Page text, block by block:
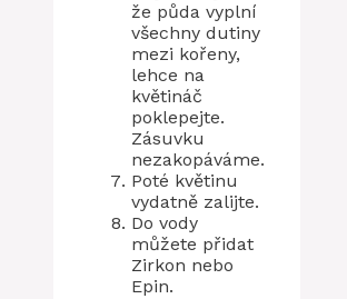
že půda vyplní
všechny dutiny
mezi kořeny,
lehce na
květináč
poklepejte.
Zásuvku
nezakopáváme.
Poté květinu
vydatně zalijte.
Do vody
můžete přidat
Zirkon nebo
Epin.